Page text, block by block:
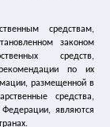
|
средствам,
законом
средств,
по их
размещенной в
средства,
являются